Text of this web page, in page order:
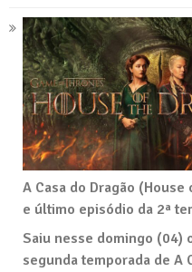
A Casa do Dragão
e último episódio da 2ª
Saiu nesse domingo (04)
segunda temporada de A